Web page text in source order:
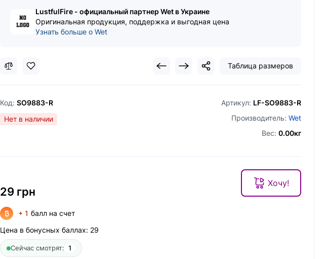
LustfulFire - официальный партнер Wet в Украине
Оригинальная продукция, поддержка и выгодная цена
Узнать больше о Wet
Таблица размеров
Код: SO9883-R Артикул: LF-SO9883-R
Производитель: Wet
Нет в наличии
Вес: 0.00кг
29 грн
Хочу!
+ 1 балл на счет
Цена в бонусных баллах: 29
Сейчас смотрят: 1